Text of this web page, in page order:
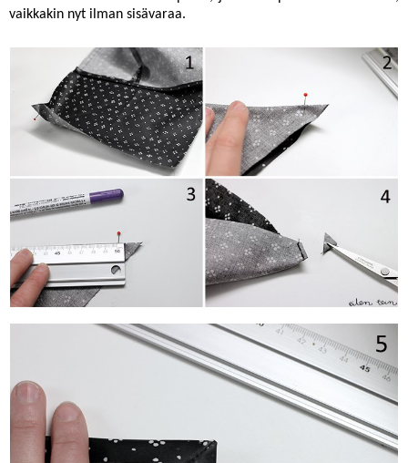
vaikkakin nyt ilman sisävaraa.